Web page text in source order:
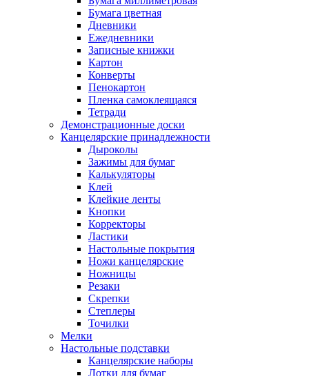
Бумага цветная
Дневники
Ежедневники
Записные книжки
Картон
Конверты
Пенокартон
Пленка самоклеящаяся
Тетради
Демонстрационные доски
Канцелярские принадлежности
Дыроколы
Зажимы для бумаг
Калькуляторы
Клей
Клейкие ленты
Кнопки
Корректоры
Ластики
Настольные покрытия
Ножи канцелярские
Ножницы
Резаки
Скрепки
Степлеры
Точилки
Мелки
Настольные подставки
Канцелярские наборы
Лотки для бумаг